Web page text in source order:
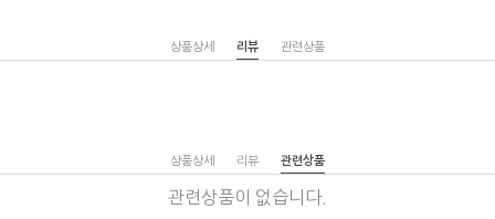
상품상세 리뷰 관련상품
상품상세 리뷰 관련상품
관련상품이 없습니다.